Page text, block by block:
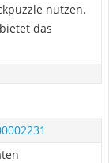
nutzen.
das